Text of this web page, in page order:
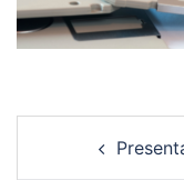
navigation